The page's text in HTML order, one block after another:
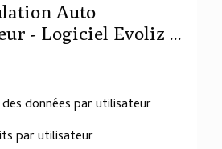
Auto
- Logiciel Evoliz ...
données par utilisateur
par utilisateur